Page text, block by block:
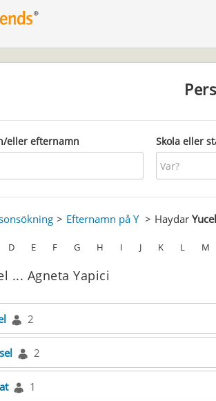
eller efternamn Skola eller
Efternamn på Y Haydar Yucel
D E F G H I J K L M
... Agneta Yapici
2
2
1